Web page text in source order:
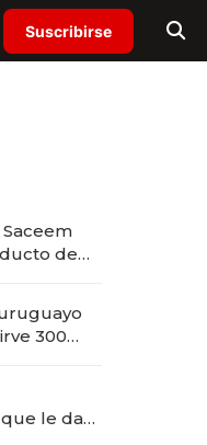
Suscribirse
de
300
le da